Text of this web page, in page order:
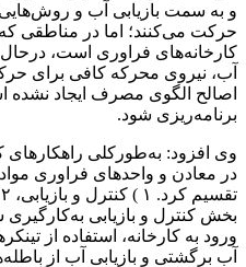
و به سمت بازیابی آب و
حرکت می‌کنند؛ اما در مناطقی
کارخانه‌های فراوری است،
آب، نیروی محرکه کافی برای
اصالح الگوی مصرف ایجاد نشده
برنامه‌ریزی شود.
وی افزود: به‌طورکلی
در معادن و واحدهای فراوری
بخش کنترل و بازیابی
ورود به کارخانه، استفاده از
آب برگشتی و بازیابی آب از